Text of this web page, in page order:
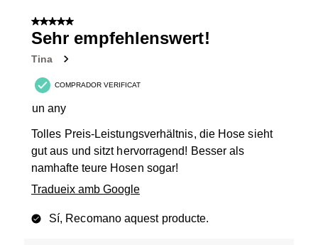
274
Valoracions.
5 de 5 estrelles.
Sehr empfehlenswert!
Tina
COMPRADOR VERIFICAT
un any
Tolles Preis-Leistungsverhältnis, die Hose sieht
gut aus und sitzt hervorragend! Besser als
namhafte teure Hosen sogar!
Tradueix amb Google
Sí, Recomano aquest producte.